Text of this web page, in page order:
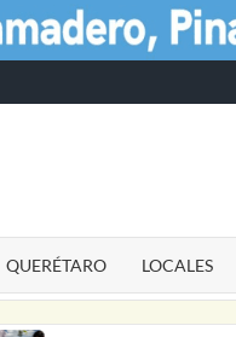
QUERÉTARO LOCALES